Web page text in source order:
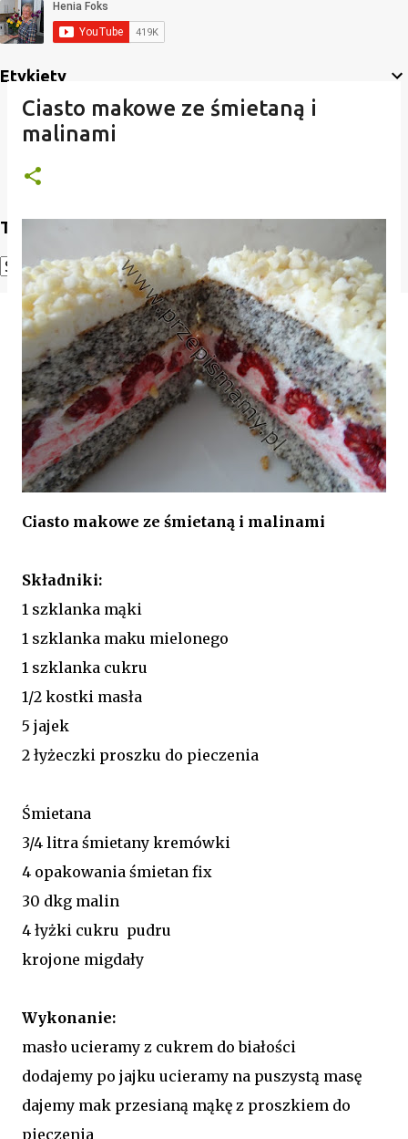
Etykiety
Translate
Powered by Translate
Ciasto makowe ze śmietaną i
malinami
Ciasto makowe ze śmietaną i malinami
Składniki:
1 szklanka mąki
1 szklanka maku mielonego
1 szklanka cukru
1/2 kostki masła
5 jajek
2 łyżeczki proszku do pieczenia
Śmietana
3/4 litra śmietany kremówki
4 opakowania śmietan fix
30 dkg malin
4 łyżki cukru pudru
krojone migdały
Wykonanie:
masło ucieramy z cukrem do białości
dodajemy po jajku ucieramy na puszystą masę
dajemy mak przesianą mąkę z proszkiem do
pieczenia